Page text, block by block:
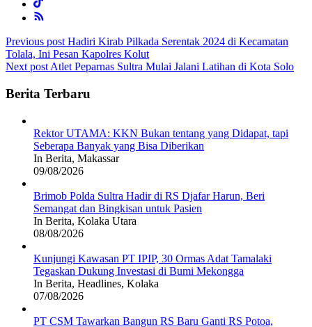
Post
navigation
Previous post Hadiri Kirab Pilkada Serentak 2024 di Kecamatan
Tolala, Ini Pesan Kapolres Kolut
Next post Atlet Peparnas Sultra Mulai Jalani Latihan di Kota Solo
Berita Terbaru
Rektor UTAMA: KKN Bukan tentang yang Didapat, tapi
Seberapa Banyak yang Bisa Diberikan
In Berita, Makassar
09/08/2026
Brimob Polda Sultra Hadir di RS Djafar Harun, Beri
Semangat dan Bingkisan untuk Pasien
In Berita, Kolaka Utara
08/08/2026
Kunjungi Kawasan PT IPIP, 30 Ormas Adat Tamalaki
Tegaskan Dukung Investasi di Bumi Mekongga
In Berita, Headlines, Kolaka
07/08/2026
PT CSM Tawarkan Bangun RS Baru Ganti RS Potoa,